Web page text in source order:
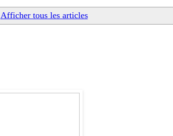
Afficher tous les articles